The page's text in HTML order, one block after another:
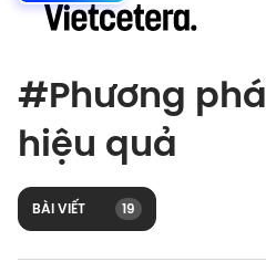
#Phương
hiệu quả
BÀI VIẾT 19